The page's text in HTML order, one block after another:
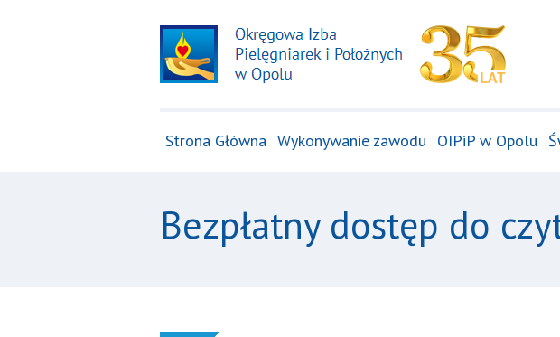
Strona Główna Wykonywanie zawodu OIPiP w Opolu
Bezpłatny dostęp do